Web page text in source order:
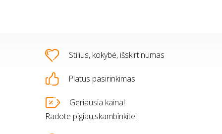
Stilius, kokybė, išskirtinumas
Platus pasirinkimas
Geriausia kaina!
Radote pigiau,skambinkite!